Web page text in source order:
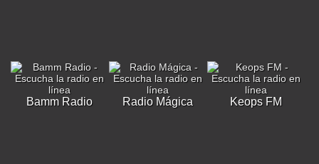
Bamm Radio Radio Mágica Keops FM